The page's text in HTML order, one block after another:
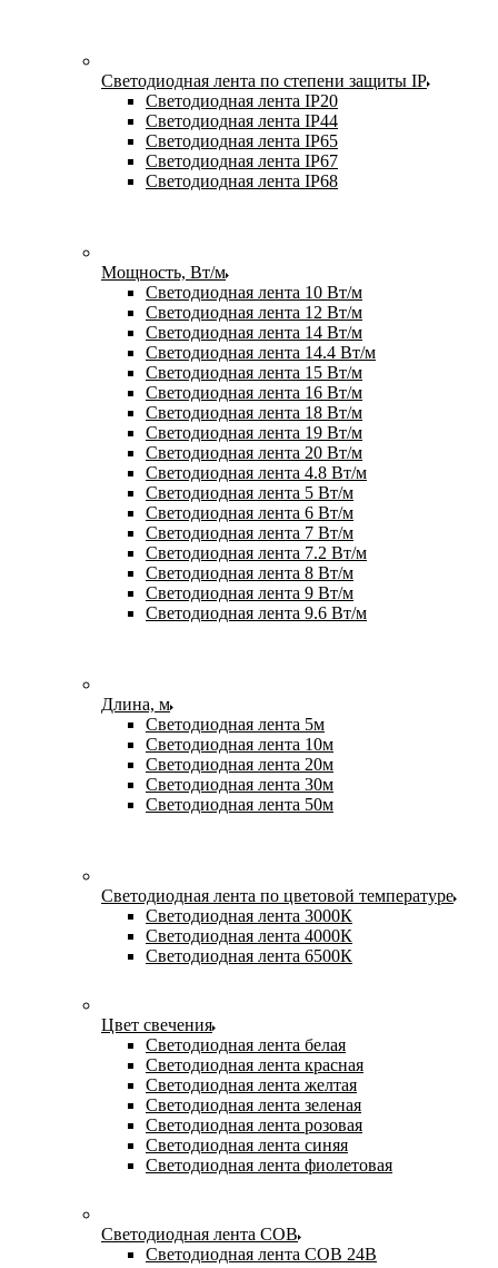
Светодиодная лента по степени защиты IP
Светодиодная лента IP20
Светодиодная лента IP44
Светодиодная лента IP65
Светодиодная лента IP67
Светодиодная лента IP68
Мощность, Вт/м
Светодиодная лента 10 Вт/м
Светодиодная лента 12 Вт/м
Светодиодная лента 14 Вт/м
Светодиодная лента 14.4 Вт/м
Светодиодная лента 15 Вт/м
Светодиодная лента 16 Вт/м
Светодиодная лента 18 Вт/м
Светодиодная лента 19 Вт/м
Светодиодная лента 20 Вт/м
Светодиодная лента 4.8 Вт/м
Светодиодная лента 5 Вт/м
Светодиодная лента 6 Вт/м
Светодиодная лента 7 Вт/м
Светодиодная лента 7.2 Вт/м
Светодиодная лента 8 Вт/м
Светодиодная лента 9 Вт/м
Светодиодная лента 9.6 Вт/м
Длина, м
Светодиодная лента 5м
Светодиодная лента 10м
Светодиодная лента 20м
Светодиодная лента 30м
Светодиодная лента 50м
Светодиодная лента по цветовой температуре
Светодиодная лента 3000К
Светодиодная лента 4000К
Светодиодная лента 6500К
Цвет свечения
Светодиодная лента белая
Светодиодная лента красная
Светодиодная лента желтая
Светодиодная лента зеленая
Светодиодная лента розовая
Светодиодная лента синяя
Светодиодная лента фиолетовая
Светодиодная лента COB
Светодиодная лента COB 24В